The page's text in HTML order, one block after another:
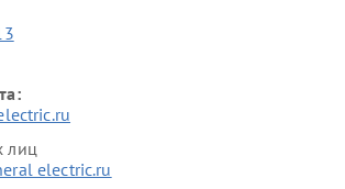
лиц
electric.ru